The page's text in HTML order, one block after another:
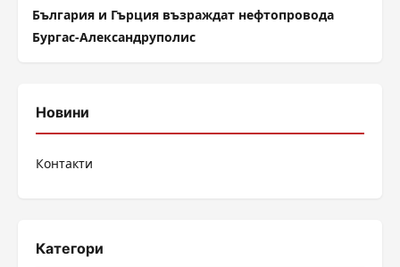
България и Гърция възраждат нефтопровода
Бургас-Александруполис
Новини
Контакти
Категори